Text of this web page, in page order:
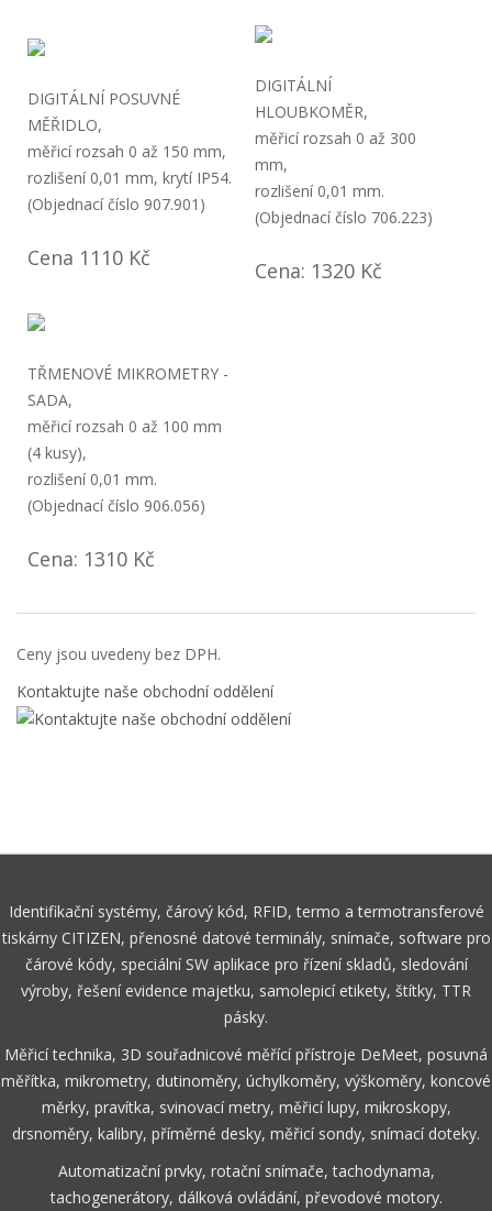
DIGITÁLNÍ POSUVNÉ
MĚŘIDLO,
měřicí rozsah 0 až 150 mm,
rozlišení 0,01 mm, krytí IP54.
(Objednací číslo 907.901)
Cena 1110 Kč
DIGITÁLNÍ
HLOUBKOMĚR,
měřicí rozsah 0 až 300
mm,
rozlišení 0,01 mm.
(Objednací číslo 706.223)
Cena: 1320 Kč
TŘMENOVÉ MIKROMETRY -
SADA,
měřicí rozsah 0 až 100 mm
(4 kusy),
rozlišení 0,01 mm.
(Objednací číslo 906.056)
Cena: 1310 Kč
Ceny jsou uvedeny bez DPH.
Kontaktujte naše obchodní oddělení
Identifikační systémy, čárový kód, RFID, termo a termotransferové
tiskárny CITIZEN, přenosné datové terminály, snímače, software pro
čárové kódy, speciální SW aplikace pro řízení skladů, sledování
výroby, řešení evidence majetku, samolepicí etikety, štítky, TTR
pásky.
Měřicí technika, 3D souřadnicové měřící přístroje DeMeet, posuvná
měřítka, mikrometry, dutinoměry, úchylkoměry, výškoměry, koncové
měrky, pravítka, svinovací metry, měřicí lupy, mikroskopy,
drsnoměry, kalibry, příměrné desky, měřicí sondy, snímací doteky.
Automatizační prvky, rotační snímače, tachodynama,
tachogenerátory, dálková ovládání, převodové motory.